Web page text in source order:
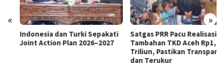
« »
Indonesia dan Turki Sepakati
Joint Action Plan 2026–2027
Satgas PRR Pacu Realisasi
Tambahan TKD Aceh Rp1,65
Triliun, Pastikan Transparan
dan Terukur